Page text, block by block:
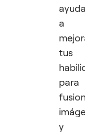
a
tus
para
y